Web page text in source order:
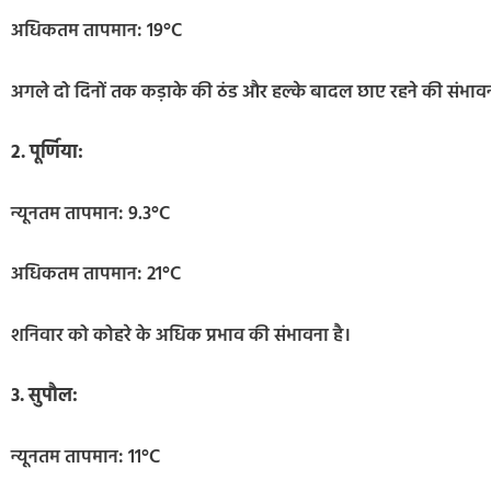
अधिकतम तापमान: 19°C
अगले दो दिनों तक कड़ाके की ठंड और हल्के बादल छाए रहने की
2. पूर्णिया:
न्यूनतम तापमान: 9.3°C
अधिकतम तापमान: 21°C
शनिवार को कोहरे के अधिक प्रभाव की संभावना है।
3. सुपौल:
न्यूनतम तापमान: 11°C